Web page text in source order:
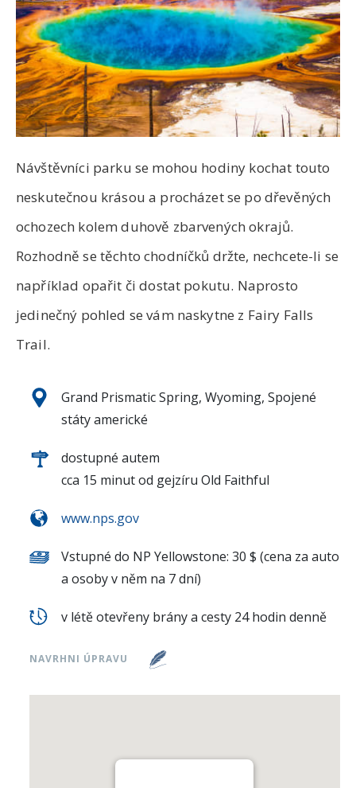
Návštěvníci parku se mohou hodiny kochat touto
neskutečnou krásou a procházet se po dřevěných
ochozech kolem duhově zbarvených okrajů.
Rozhodně se těchto chodníčků držte, nechcete-li se
například opařit či dostat pokutu. Naprosto
jedinečný pohled se vám naskytne z Fairy Falls
Trail.
Grand Prismatic Spring, Wyoming, Spojené
státy americké
dostupné autem
cca 15 minut od gejzíru Old Faithful
www.nps.gov
Vstupné do NP Yellowstone: 30 $ (cena za auto
a osoby v něm na 7 dní)
v létě otevřeny brány a cesty 24 hodin denně
NAVRHNI ÚPRAVU